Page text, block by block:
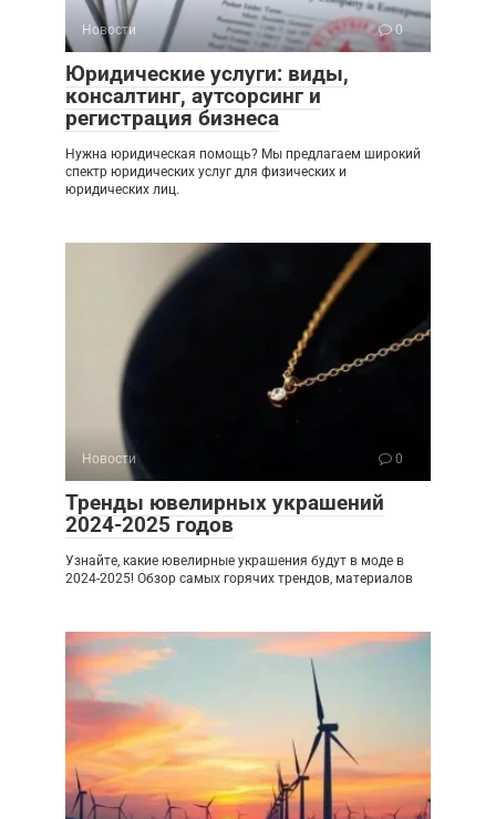
Новости 0
Юридические услуги: виды,
консалтинг, аутсорсинг и
регистрация бизнеса
Нужна юридическая помощь? Мы предлагаем широкий
спектр юридических услуг для физических и
юридических лиц.
Новости 0
Тренды ювелирных украшений
2024-2025 годов
Узнайте, какие ювелирные украшения будут в моде в
2024-2025! Обзор самых горячих трендов, материалов